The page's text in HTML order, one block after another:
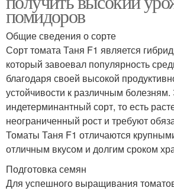
помидоров
Общие сведения о сорте
Сорт томата Таня F1 является
который завоевал популярность
благодаря своей высокой
устойчивости к различным болезням.
индетерминантный сорт, то есть
неограниченный рост и требуют
Томаты Таня F1 отличаются
отличным вкусом и долгим сроком
Подготовка семян
Для успешного выращивания